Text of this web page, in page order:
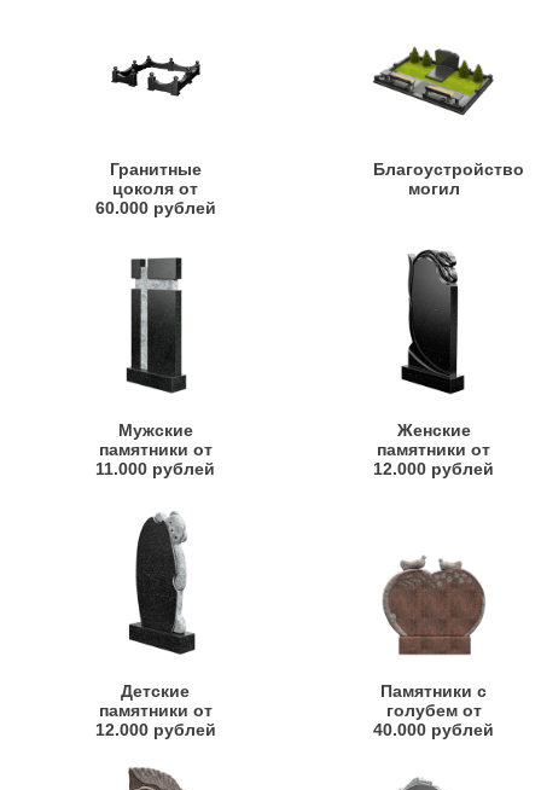
Гранитные
цоколя от
60.000 рублей
Благоустройство
могил
Мужские
памятники от
11.000 рублей
Женские
памятники от
12.000 рублей
Детские
памятники от
12.000 рублей
Памятники с
голубем от
40.000 рублей